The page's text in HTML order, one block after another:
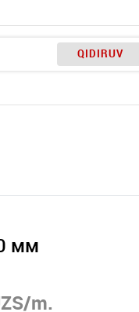
QIDIRUV
truba 50 мм
m.